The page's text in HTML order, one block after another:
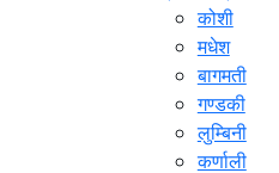
कोशी
मधेश
बागमती
गण्डकी
लुम्बिनी
कर्णाली